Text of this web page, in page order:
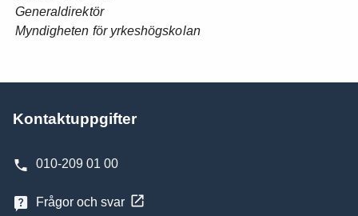
Generaldirektör
Myndigheten för yrkeshögskolan
Kontaktuppgifter
010-209 01 00
Frågor och svar